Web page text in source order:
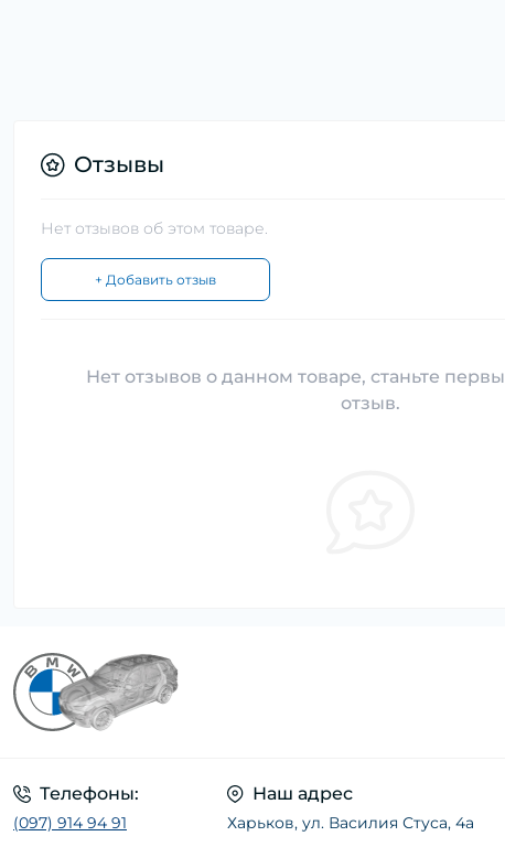
Отзывы
Нет отзывов об этом товаре.
+ Добавить отзыв
Нет отзывов о данном товаре, станьте
отзыв.
Телефоны:
(097) 914 94 91
Наш адрес
Харьков, ул. Василия Стуса, 4а